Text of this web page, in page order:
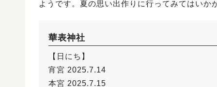
ようです。夏の思い出作りに行ってみてはいか
華表神社
【日にち】
宵宮 2025.7.14
本宮 2025.7.15